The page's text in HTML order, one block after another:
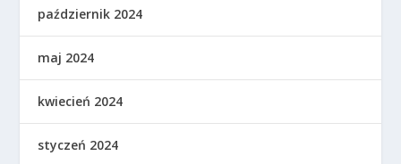
październik 2024
maj 2024
kwiecień 2024
styczeń 2024